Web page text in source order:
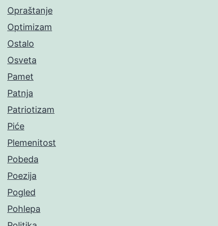
Opraštanje
Optimizam
Ostalo
Osveta
Pamet
Patnja
Patriotizam
Piće
Plemenitost
Pobeda
Poezija
Pogled
Pohlepa